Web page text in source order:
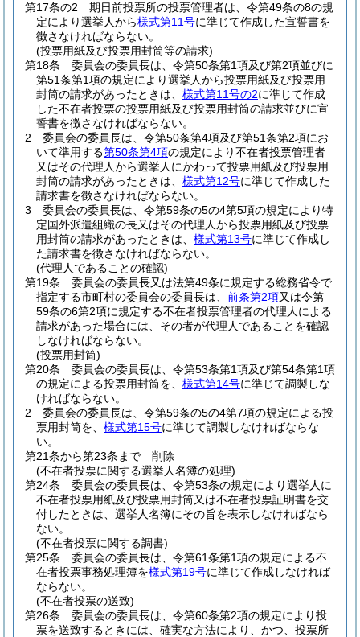
第17条の2
期日前投票所の投票管理者は、令第49条の8の規
定により選挙人から様式第11号に準じて作成した宣誓書を
徴さなければならない。
(投票用紙及び投票用封筒等の請求)
第18条
委員会の委員長は、令第50条第1項及び第2項並びに
第51条第1項の規定により選挙人から投票用紙及び投票用
封筒の請求があったときは、 様式第11号の2に準じて作成
した不在者投票の投票用紙及び投票用封筒の請求並びに宣
誓書を徴さなければならない。
2
委員会の委員長は、令第50条第4項及び第51条第2項にお
いて準用する第50条第4項の規定により不在者投票管理者
又はその代理人から選挙人にかわって投票用紙及び投票用
封筒の請求があったときは、 様式第12号に準じて作成した
請求書を徴さなければならない。
3
委員会の委員長は、令第59条の5の4第5項の規定により特
定国外派遣組織の長又はその代理人から投票用紙及び投票
用封筒の請求があったときは、 様式第13号に準じて作成し
た請求書を徴さなければならない。
(代理人であることの確認)
第19条
委員会の委員長又は法第49条に規定する総務省令で
指定する市町村の委員会の委員長は、 前条第2項又は令第
59条の6第2項に規定する不在者投票管理者の代理人による
請求があった場合には、その者が代理人であることを確認
しなければならない。
(投票用封筒)
第20条
委員会の委員長は、令第53条第1項及び第54条第1項
の規定による投票用封筒を、 様式第14号に準じて調製しな
ければならない。
2
委員会の委員長は、令第59条の5の4第7項の規定による投
票用封筒を、 様式第15号に準じて調製しなければならな
い。
第21条から第23条まで
削除
(不在者投票に関する選挙人名簿の処理)
第24条
委員会の委員長は、令第53条の規定により選挙人に
不在者投票用紙及び投票用封筒又は不在者投票証明書を交
付したときは、選挙人名簿にその旨を表示しなければなら
ない。
(不在者投票に関する調書)
第25条
委員会の委員長は、令第61条第1項の規定による不
在者投票事務処理簿を様式第19号に準じて作成しなければ
ならない。
(不在者投票の送致)
第26条
委員会の委員長は、令第60条第2項の規定により投
票を送致するときには、確実な方法により、かつ、投票所